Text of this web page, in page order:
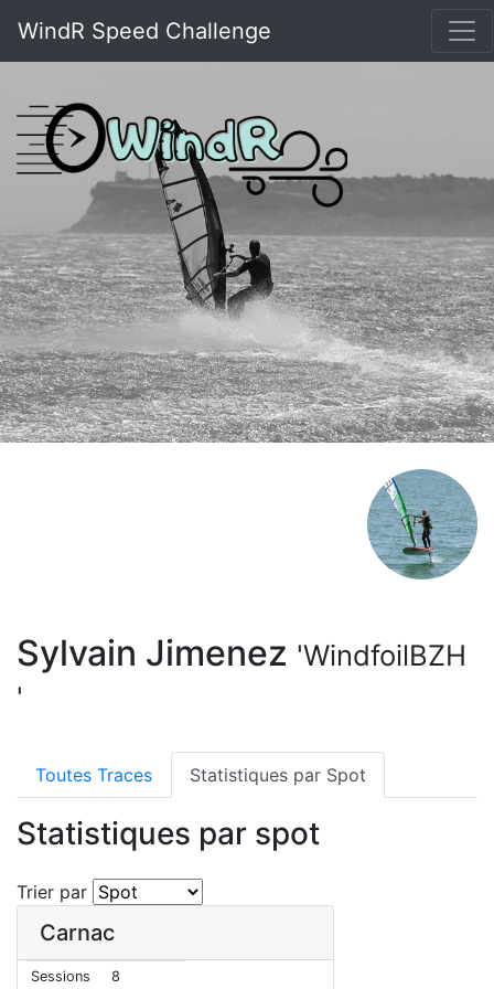
WindR Speed Challenge
Sylvain Jimenez 'WindfoilBZH
'
Toutes Traces Statistiques par Spot
Statistiques par spot
Trier par
Carnac
Sessions 8